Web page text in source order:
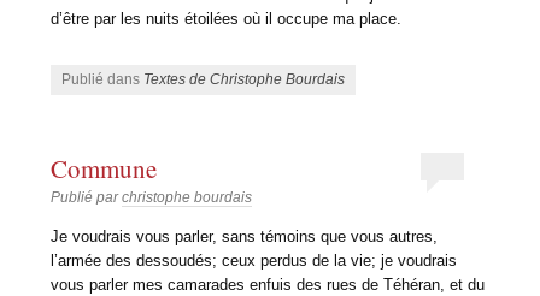
d’être par les nuits étoilées où il occupe ma place.
Publié dans Textes de Christophe Bourdais
Commune
Publié parchristophe bourdais
Je voudrais vous parler, sans témoins que vous autres,
l’armée des dessoudés; ceux perdus de la vie; je voudrais
vous parler mes camarades enfuis des rues de Téhéran, et du